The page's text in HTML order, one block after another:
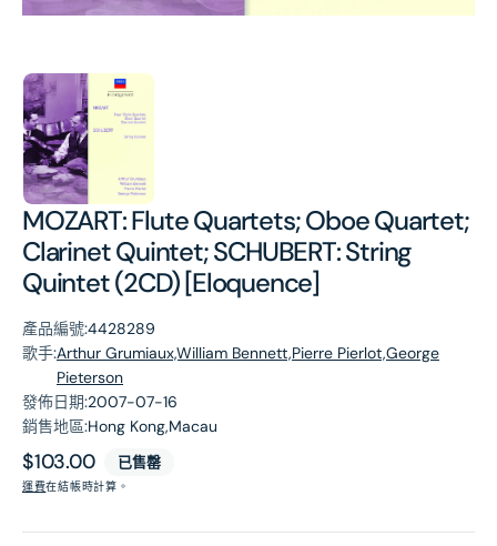
MOZART: Flute Quartets; Oboe Quartet;
Clarinet Quintet; SCHUBERT: String
Quintet (2CD) [Eloquence]
產品編號:4428289
歌手:Arthur Grumiaux,William Bennett,Pierre Pierlot,George
Pieterson
發佈日期:2007-07-16
銷售地區:Hong Kong,Macau
原
價
$103.00 已售罄
運費在結帳時計算。
張